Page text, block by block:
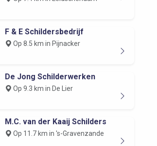
F & E Schildersbedrijf
Op 8.5 km in Pijnacker
De Jong Schilderwerken
Op 9.3 km in De Lier
M.C. van der Kaaij Schilders
Op 11.7 km in 's-Gravenzande